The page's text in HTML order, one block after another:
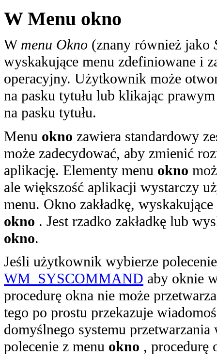
W Menu okno
W menu Okno (znany również jako
wyskakujące menu zdefiniowane i
operacyjny. Użytkownik może
na pasku tytułu lub klikając
na pasku tytułu.
Menu okno zawiera standardowy
może zadecydować, aby zmienić
aplikację. Elementy menu okno
ale większość aplikacji wystarczy
menu. Okno zakładkę,
okno . Jest rzadko zakładkę lub
okno.
Jeśli użytkownik wybierze
WM_SYSCOMMAND aby oknie
procedurę okna nie może
tego po prostu przekazuje
domyślnego systemu
polecenie z menu okno , procedurę